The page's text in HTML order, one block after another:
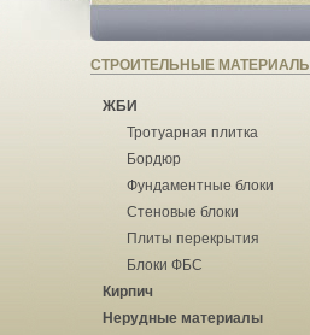
СТРОИТЕЛЬНЫЕ МАТЕРИАЛЫ
ЖБИ
Тротуарная плитка
Бордюр
Фундаментные блоки
Стеновые блоки
Плиты перекрытия
Блоки ФБС
Кирпич
Нерудные материалы